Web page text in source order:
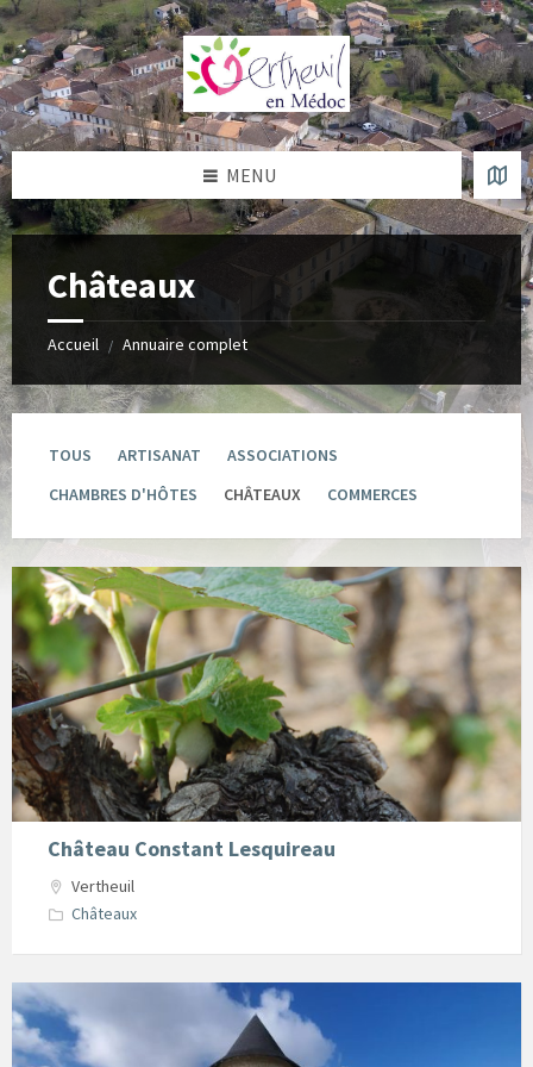
Skip
to
content
Skip
to
left
sidebar
Skip
to
footer
MENU
Châteaux
Accueil / Annuaire complet
TOUS ARTISANAT
ASSOCIATIONS
CHAMBRES D'HÔTES
CHÂTEAUX COMMERCES
oenotourisme2
Château Constant Lesquireau
Vertheuil
Châteaux
Chateau
des
moulins